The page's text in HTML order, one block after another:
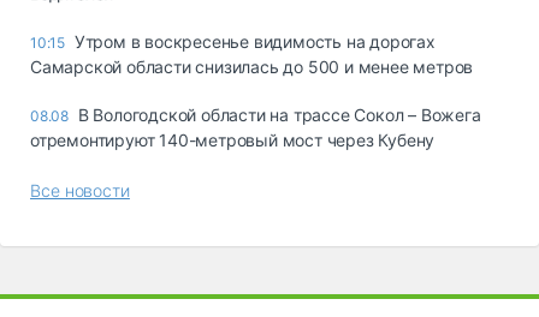
10:15 Утром в воскресенье видимость на дорогах
Самарской области снизилась до 500 и менее метров
08.08 В Вологодской области на трассе Сокол – Вожега
отремонтируют 140-метровый мост через Кубену
Все новости